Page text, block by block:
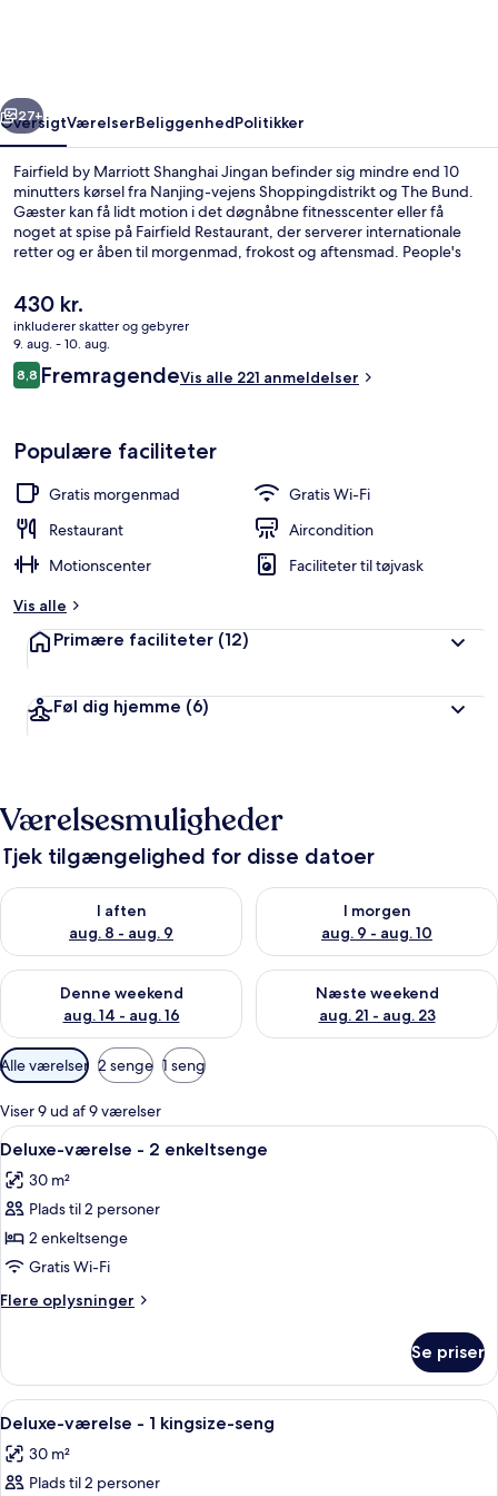
Næste
27+
OversigtVærelserBeliggenhedPolitikker
Fairfield by Marriott Shanghai Jingan befinder sig mindre end 10
minutters kørsel fra Nanjing-vejens Shoppingdistrikt og The Bund.
Gæster kan få lidt motion i det døgnåbne fitnesscenter eller få
noget at spise på Fairfield Restaurant, der serverer internationale
retter og er åben til morgenmad, frokost og aftensmad. People's
Offentlig transport ligger kun en kort gåtur væk: Nord Zhongshan
Road Metrostation ligger 10 minutter væk og Nord Xizang Road
Metrostation ligger 14 minutter derfra.
Den
nuværende
pris
er
430 kr.
430 kr.
inkluderer skatter og gebyrer
9. aug. - 10. aug.
Anmeldelser
8,88,8 ud af 10.
FremragendeVis alle 221 anmeldelser
Populære faciliteter
Gratis morgenmad
Gratis Wi-Fi
Restaurant
Aircondition
Motionscenter
Faciliteter til tøjvask
Vis alle
Primære faciliteter (12)
Føl dig hjemme (6)
Værelsesmuligheder
Tjek tilgængelighed for disse datoer
I aften
aug. 8 - aug. 9
Tjek tilgængelighed for i aften aug. 8 - aug. 9
I morgen
aug. 9 - aug. 10
Tjek tilgængelighed for i
Denne weekend
aug. 14 - aug. 16
Tjek tilgængelighed for denne weekend aug. 14 - aug. 16
Næste weekend
aug. 21 - aug. 23
Tjek tilgængelighed for næste
Tilgængelige
filtre
for
værelser
Alle værelser 2 senge 1 seng
Viser 9 ud af 9 værelser
Indlæs
alle
billeder
af
Deluxe-
værelse
-
2
Et hotelværelse med en sofa, to
6
Deluxe-værelse - 2 enkeltsenge
30 m²
Plads til 2 personer
2 enkeltsenge
Gratis Wi-Fi
Flere oplysninger
Flere
værelse
2
Se priser
Indlæs
alle
billeder
af
Et hotelværelse med en stor seng,
6
Deluxe-værelse - 1 kingsize-seng
30 m²
Plads til 2 personer